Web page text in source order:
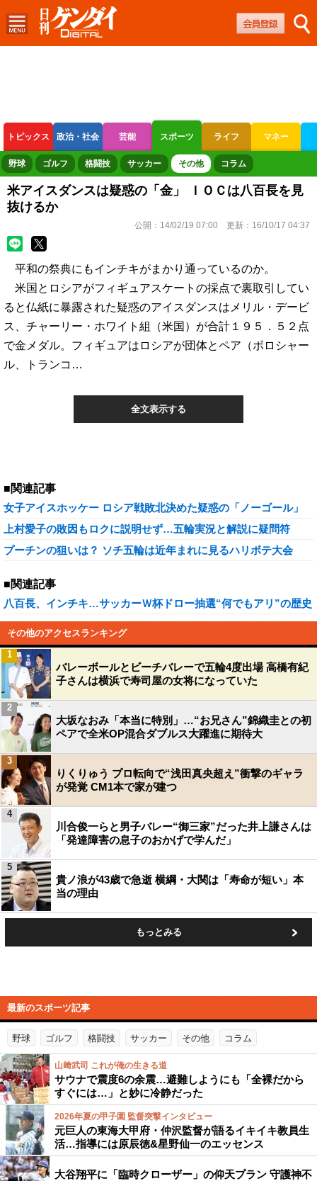
トピックス 政治・社会 芸能 スポーツ ライフ マネー
ボートレース 競輪 オートレース
野球 ゴルフ 格闘技 サッカー その他 コラム
米アイスダンスは疑惑の「金」 ＩＯＣは八百長を見
抜けるか
公開： 14/02/19 07:00 更新： 16/10/17 04:37
平和の祭典にもインチキがまかり通っているのか。
米国とロシアがフィギュアスケートの採点で裏取引してい
ると仏紙に暴露された疑惑のアイスダンスはメリル・デービ
ス、チャーリー・ホワイト組（米国）が合計１９５．５２点
で金メダル。フィギュアはロシアが団体とペア（ボロシャー
ル、トランコ…
全文表示する
■関連記事
女子アイスホッケー ロシア戦敗北決めた疑惑の「ノーゴール」
上村愛子の敗因もロクに説明せず…五輪実況と解説に疑問符
プーチンの狙いは？ ソチ五輪は近年まれに見るハリボテ大会
■関連記事
八百長、インチキ…サッカーＷ杯ドロー抽選“何でもアリ”の歴史
その他のアクセスランキング
バレーボールとビーチバレーで五輪4度出場 高橋有紀
子さんは横浜で寿司屋の女将になっていた
1
大坂なおみ「本当に特別」…“お兄さん”錦織圭との初
ペアで全米OP混合ダブルス大躍進に期待大
2
りくりゅう プロ転向で“浅田真央超え”衝撃のギャラ
が発覚 CM1本で家が建つ
3
川合俊一らと男子バレー“御三家”だった井上謙さんは
「発達障害の息子のおかげで学んだ」
4
貴ノ浪が43歳で急逝 横綱・大関は「寿命が短い」本
当の理由
5
もっとみる
最新のスポーツ記事
野球 ゴルフ 格闘技 サッカー その他 コラム
山﨑武司 これが俺の生きる道
サウナで震度6の余震…避難しようにも「全裸だから
すぐには…」と妙に冷静だった
2026年夏の甲子園 監督突撃インタビュー
元巨人の東海大甲府・仲沢監督が語るイキイキ教員生
活…指導には原辰徳&星野仙一のエッセンス
大谷翔平に「臨時クローザー」の仰天プラン 守護神不